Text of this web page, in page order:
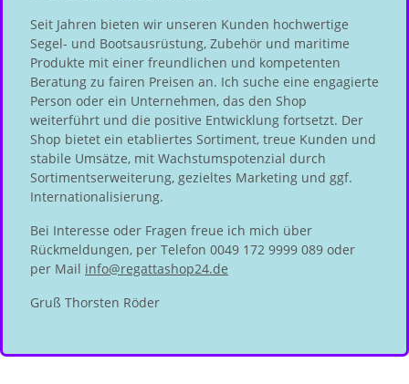
Seit Jahren bieten wir unseren Kunden hochwertige
Segel- und Bootsausrüstung, Zubehör und maritime
Produkte mit einer freundlichen und kompetenten
Beratung zu fairen Preisen an. Ich suche eine engagierte
Person oder ein Unternehmen, das den Shop
weiterführt und die positive Entwicklung fortsetzt. Der
Shop bietet ein etabliertes Sortiment, treue Kunden und
stabile Umsätze, mit Wachstumspotenzial durch
Sortimentserweiterung, gezieltes Marketing und ggf.
Internationalisierung.
Bei Interesse oder Fragen freue ich mich über
Rückmeldungen, per Telefon 0049 172 9999 089 oder
per Mail info@regattashop24.de
Gruß Thorsten Röder